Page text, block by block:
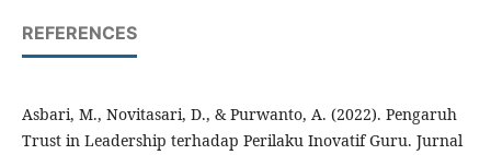
REFERENCES
Asbari, M., Novitasari, D., & Purwanto, A. (2022). Pengaruh
Trust in Leadership terhadap Perilaku Inovatif Guru. Jurnal